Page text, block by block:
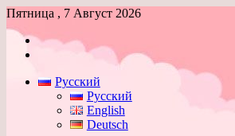
Пятница , 7 Август 2026
Войти
Русский
Русский
English
Deutsch